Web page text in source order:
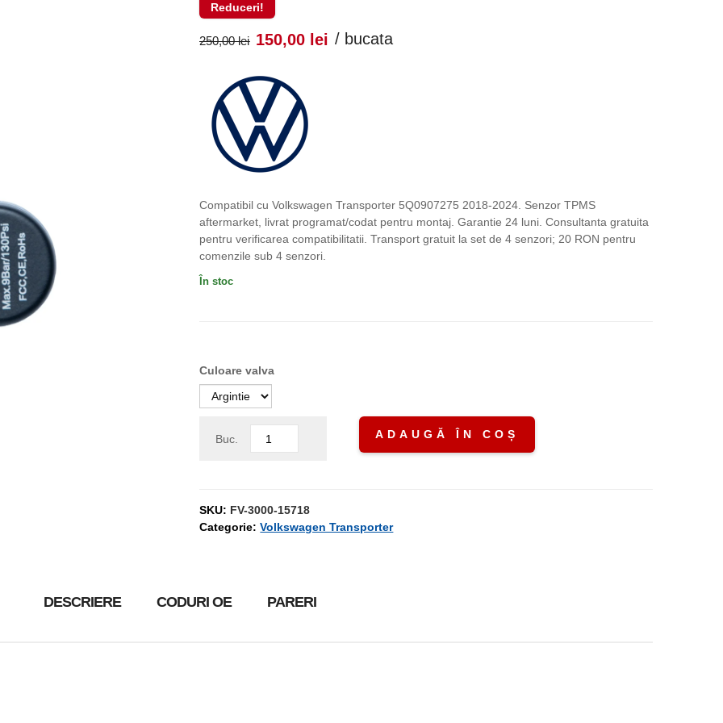
Reduceri!
250,00lei Prețul
inițial
a
fost:
250,00 lei.
150,00 lei Prețul
/ bucata
Compatibil cu Volkswagen Transporter 5Q0907275 2018-2024. Senzor TPMS
aftermarket, livrat programat/codat pentru montaj. Garantie 24 luni. Consultanta gratuita
pentru verificarea compatibilitatii. Transport gratuit la set de 4 senzori; 20 RON pentru
comenzile sub 4 senzori.
În stoc
Culoare valva
Buc. ADAUGĂ ÎN COȘ
SKU: FV-3000-15718
Categorie:Volkswagen Transporter
DESCRIERE CODURI OE PARERI